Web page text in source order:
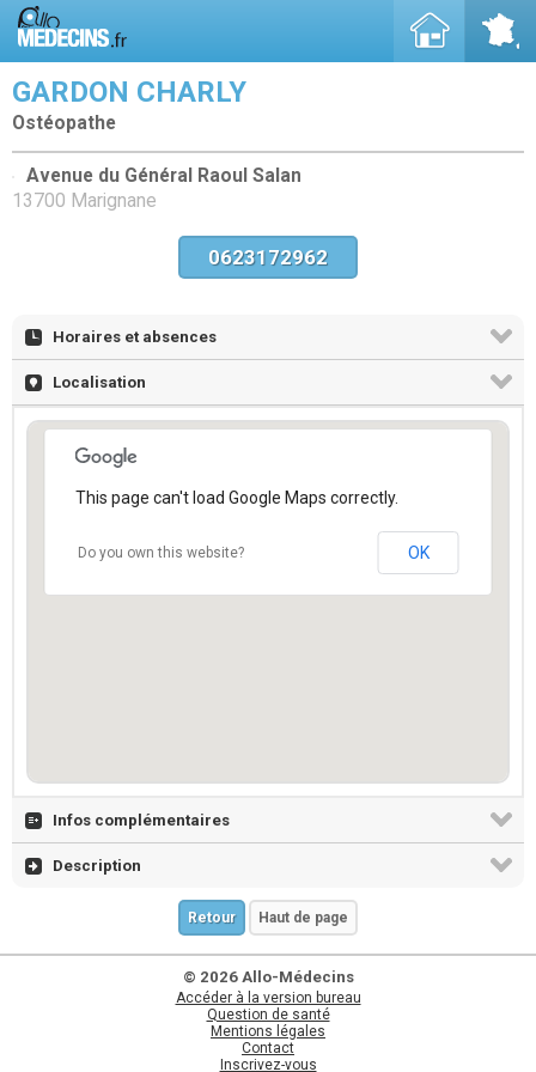
GARDON CHARLY
Ostéopathe
Avenue du Général Raoul Salan
13700 Marignane
0623172962
Horaires et absences
Localisation
This page can't load Google Maps correctly.
Do you own this website? OK
Infos complémentaires
Description
Retour Haut de page
© 2026 Allo-Médecins
Accéder à la version bureau
Question de santé
Mentions légales
Contact
Inscrivez-vous